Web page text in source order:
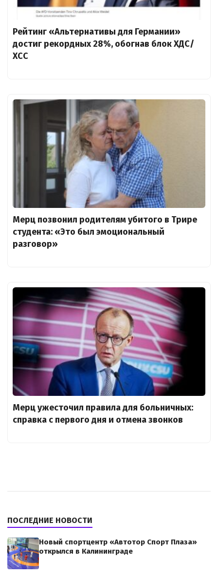
Рейтинг «Альтернативы для Германии»
достиг рекордных 28%, обогнав блок ХДС/
ХСС
Мерц позвонил родителям убитого в Трире
студента: «Это был эмоциональный
разговор»
Мерц ужесточил правила для больничных:
справка с первого дня и отмена звонков
ПОСЛЕДНИЕ НОВОСТИ
Новый спортцентр «Автотор Спорт Плаза»
открылся в Калининграде